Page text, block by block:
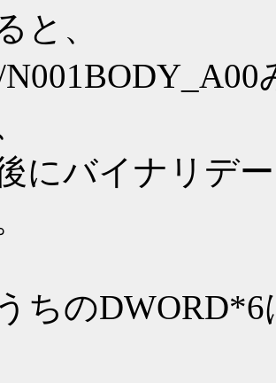
と、
にバイナリデ
ちの